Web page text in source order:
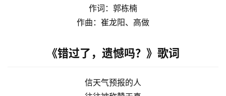
作词：郭栋楠
作曲：崔龙阳、高做
《错过了，遗憾吗？》歌词
信天气预报的人